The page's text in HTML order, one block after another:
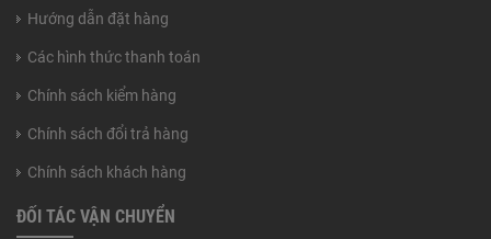
Hướng dẫn đặt hàng
Các hình thức thanh toán
Chính sách kiểm hàng
Chính sách đổi trả hàng
Chính sách khách hàng
ĐỐI TÁC VẬN CHUYỂN